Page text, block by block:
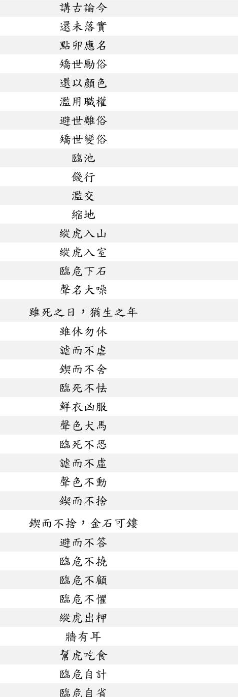
講古論今
還未落實
點卯應名
矯世勵俗
還以顏色
濫用職權
避世離俗
矯世變俗
臨池
餞行
濫交
縮地
縱虎入山
縱虎入室
臨危下石
聲名大噪
雖死之日，猶生之年
雖休勿休
謔而不虐
鍥而不舍
臨死不怯
鮮衣凶服
聲色犬馬
臨死不恐
謔而不虛
聲色不動
鍥而不捨
鍥而不捨，金石可鏤
避而不答
臨危不撓
臨危不顧
臨危不懼
縱虎出柙
牆有耳
幫虎吃食
臨危自計
臨危自省